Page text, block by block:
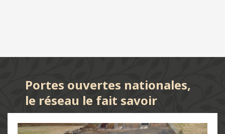
Portes ouvertes nationales,
le réseau le fait savoir